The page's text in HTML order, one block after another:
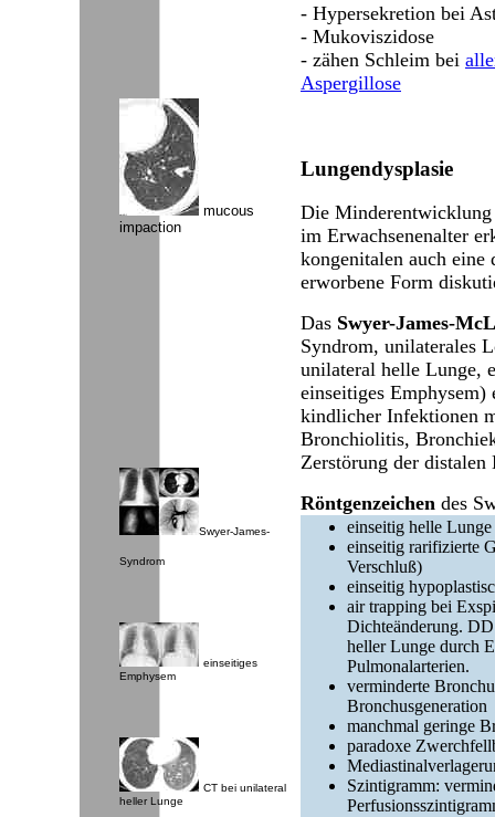
mucous
impaction
Swyer-James-
Syndrom
einseitiges
Emphysem
CT bei unilateral
heller Lunge
- Hypersekretion bei
- Mukoviszidose
- zähen Schleim bei
Aspergillose
Lungendysplasie
Die
im Erwachsenenalter
kongenitalen auch
erworbene Form
Das Swyer-James-
Syndrom, unilaterales
unilateral helle Lunge,
einseitiges Emphysem)
kindlicher Infektionen
Bronchiolitis,
Zerstörung der distalen
Röntgenzeichen des
einseitig helle Lunge
einseitig rarifizierte
Verschluß)
einseitig
air trapping bei
Dichteänderung.
heller Lunge durch
Pulmonalarterien.
verminderte
Bronchusgeneration
manchmal geringe
paradoxe
Szintigramm: